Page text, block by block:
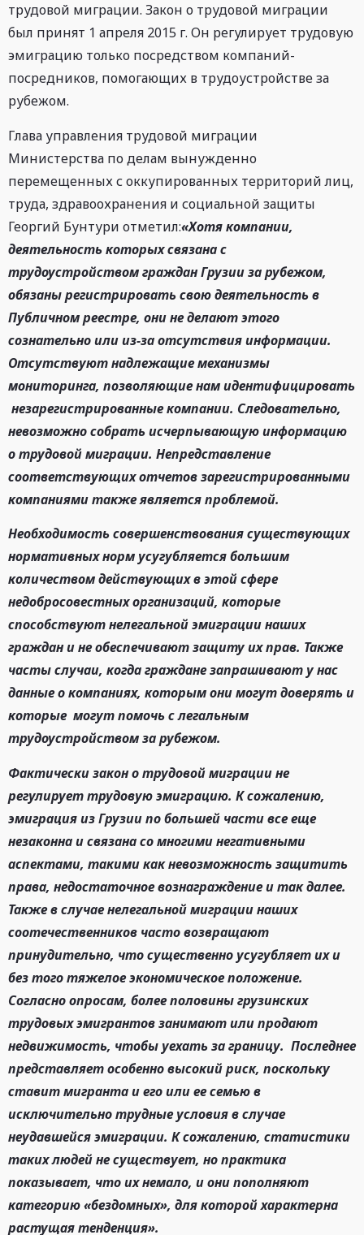
трудовой миграции. Закон о трудовой миграции
был принят 1 апреля 2015 г. Он регулирует трудовую
эмиграцию только посредством компаний-
посредников, помогающих в трудоустройстве за
рубежом.
Глава управления трудовой миграции
Министерства по делам вынужденно
перемещенных с оккупированных территорий лиц,
труда, здравоохранения и социальной защиты
Георгий Бунтури отметил:«Хотя компании,
деятельность которых связана с
трудоустройством граждан Грузии за рубежом,
обязаны регистрировать свою деятельность в
Публичном реестре, они не делают этого
сознательно или из-за отсутствия информации.
Отсутствуют надлежащие механизмы
мониторинга, позволяющие нам идентифицировать
незарегистрированные компании. Следовательно,
невозможно собрать исчерпывающую информацию
о трудовой миграции. Непредставление
соответствующих отчетов зарегистрированными
компаниями также является проблемой.
Необходимость совершенствования существующих
нормативных норм усугубляется большим
количеством действующих в этой сфере
недобросовестных организаций, которые
способствуют нелегальной эмиграции наших
граждан и не обеспечивают защиту их прав. Также
часты случаи, когда граждане запрашивают у нас
данные о компаниях, которым они могут доверять и
которые могут помочь с легальным
трудоустройством за рубежом.
Фактически закон о трудовой миграции не
регулирует трудовую эмиграцию. К сожалению,
эмиграция из Грузии по большей части все еще
незаконна и связана со многими негативными
аспектами, такими как невозможность защитить
права, недостаточное вознаграждение и так далее.
Также в случае нелегальной миграции наших
соотечественников часто возвращают
принудительно, что существенно усугубляет их и
без того тяжелое экономическое положение.
Согласно опросам, более половины грузинских
трудовых эмигрантов занимают или продают
недвижимость, чтобы уехать за границу. Последнее
представляет особенно высокий риск, поскольку
ставит мигранта и его или ее семью в
исключительно трудные условия в случае
неудавшейся эмиграции. К сожалению, статистики
таких людей не существует, но практика
показывает, что их немало, и они пополняют
категорию «бездомных», для которой характерна
растущая тенденция».